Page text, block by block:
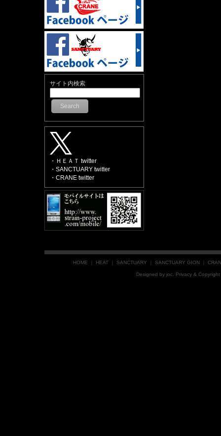
サイト内検索
Search
・ＨＥＡＴ twitter
・SANCTUARY twitter
・CRANE twitter
HOME HEAT SANCTUARY SANCTUARY GION
Designed by joc . Privacy &